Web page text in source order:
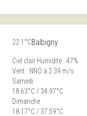
22.1°CBalbigny
Ciel clair Humidité : 47%
Vent : NNO à 2.39 m/s
Samedi
18.63°C / 34.97°C
Dimanche
18.17°C / 37.59°C